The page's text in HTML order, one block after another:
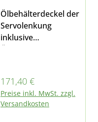
Ölbehälterdeckel der
Servolenkung
inklusive
Ölstandsgeber bei
Fumo E3 und E4
Regulärer Preis:
171,40 €
Preise inkl. MwSt. zzgl.
Versandkosten